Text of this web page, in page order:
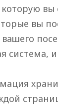
вы
вашего
система,